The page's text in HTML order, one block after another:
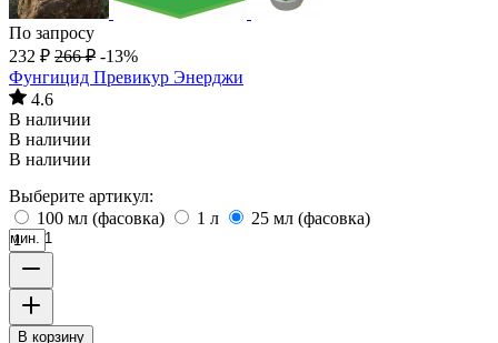
По запросу
232 ₽ 266 ₽ -13%
Фунгицид Превикур Энерджи
4.6
В наличии
В наличии
В наличии
Выберите артикул:
100 мл (фасовка)
1 л 25 мл (фасовка)
мин. 1
В корзину